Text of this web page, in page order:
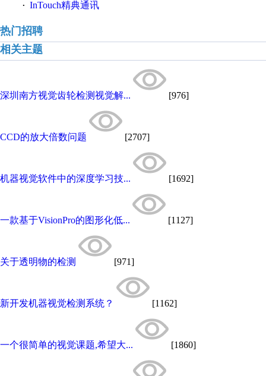
· InTouch精典通讯
热门招聘
相关主题
深圳南方视觉齿轮检测视觉解... [976]
CCD的放大倍数问题 [2707]
机器视觉软件中的深度学习技... [1692]
一款基于VisionPro的图形化低... [1127]
关于透明物的检测 [971]
新开发机器视觉检测系统？ [1162]
一个很简单的视觉课题,希望大... [1860]